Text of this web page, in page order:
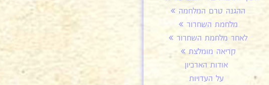
ההגנה טרם המלחמה
מלחמת השחרור
לאחר מלחמת השחרור
קריאה מומלצת
אודות הארכיון
על העדויות